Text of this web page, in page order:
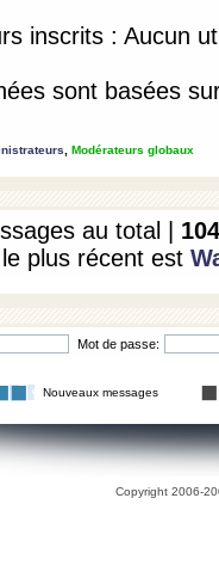
inscrits : Aucun
sont basées
Modérateurs globaux
au total | 104
plus récent est
Mot de passe:
Nouveaux messages
Copyright 2006-